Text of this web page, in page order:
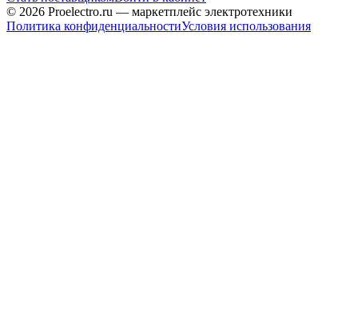
© 2026 Proelectro.ru — маркетплейс электротехники
Политика конфиденциальностиУсловия использования